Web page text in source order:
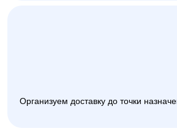
Организуем доставку до точки